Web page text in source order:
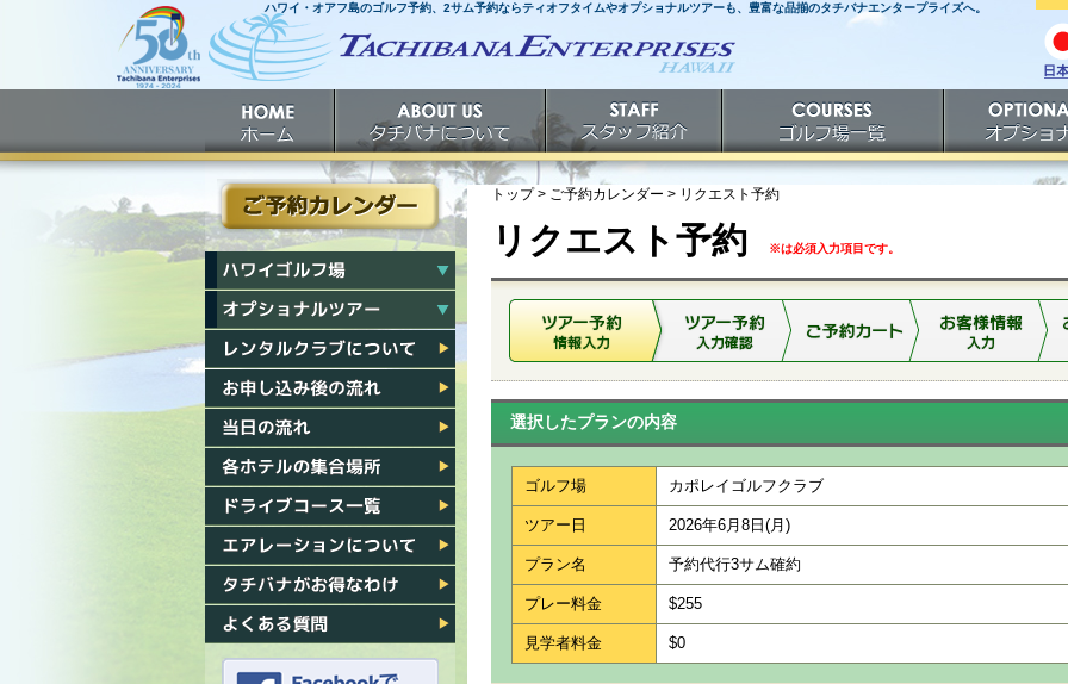
ハワイ・オアフ島のゴルフ予約、2サム予約ならティオフタイムやオプショナルツアーも、豊富な品揃のタチバナエンタープライズへ。
日
語
ホーム タチバナについて スタッフ紹介 ゴルフ場一覧 オプショナルツ
ご予約カレンダー
ハワイゴルフ場一覧
ハワイオプショナルツアー一覧
レンタルクラブについて
お申し込み後の流れ
当日の流れ
各ホテル集合場所
各ゴルフ場への行き方
エアレーション
タチバナがお得なわけ
よくある質問
トップ> ご予約カレンダー > リクエスト予約
リクエスト予約 ※は必須入力項目です。
選択したプランの内容
ゴルフ場 カポレイゴルフクラブ
ツアー日 2026年6月8日(月)
プラン名 予約代行3サム確約
プレー料金 $255
見学者料金 $0